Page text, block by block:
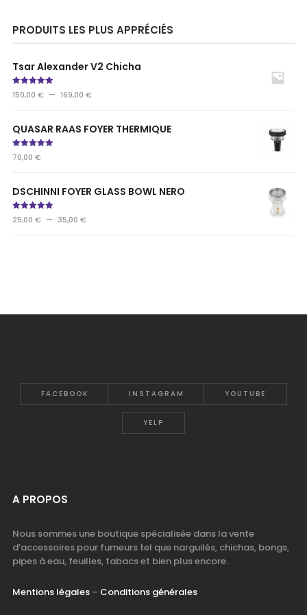
PRODUITS LES PLUS APPRÉCIÉS
Tsar Alexander V2 Chicha
Note5.00
sur 5
150,00 € – 169,00 €
QUASAR RAAS FOYER THERMIQUE
Note5.00
sur 5
70,00 €
DSCHINNI FOYER GLASS BOWL NERO
Note5.00
sur 5
25,00 € – 35,00 €
FACEBOOK INSTAGRAM YOUTUBE
YELP
A PROPOS
Nous sommes une boutique spécialisée dans la vente
d’accessoires pour fumeurs tel que narguilés, chichas, bongs,
pipes à eau, feuilles, tabacs et bien plus encore.
Mentions légales– Conditions générales